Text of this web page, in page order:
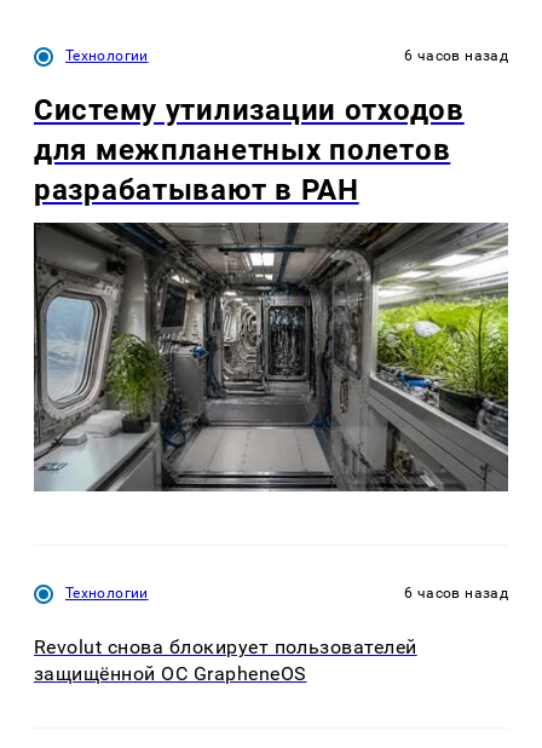
Технологии 6 часов назад
Систему утилизации отходов
для межпланетных полетов
разрабатывают в РАН
Технологии 6 часов назад
Revolut снова блокирует пользователей
защищённой ОС GrapheneOS